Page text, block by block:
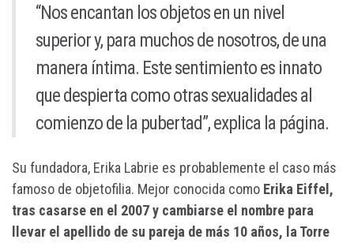
“Nos encantan los objetos en un nivel
superior y, para muchos de nosotros, de una
manera íntima. Este sentimiento es innato
que despierta como otras sexualidades al
comienzo de la pubertad”, explica la página.
Su fundadora, Erika Labrie es probablemente el caso más
famoso de objetofilia. Mejor conocida como Erika Eiffel,
tras casarse en el 2007 y cambiarse el nombre para
llevar el apellido de su pareja de más 10 años, la Torre